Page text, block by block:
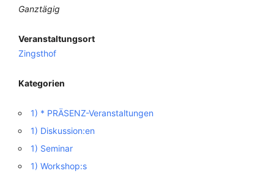
Ganztägig
Veranstaltungsort
Zingsthof
Kategorien
1) * PRÄSENZ-Veranstaltungen
1) Diskussion:en
1) Seminar
1) Workshop:s